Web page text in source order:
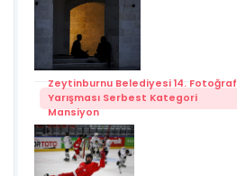
Zeytinburnu Belediyesi 14. Fotoğraf
Yarışması Serbest Kategori
Mansiyon